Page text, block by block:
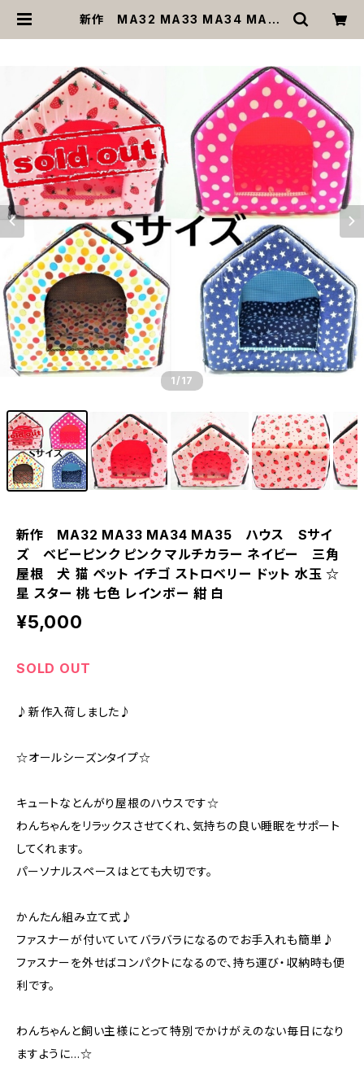
新作 MA32 MA33 MA34 MA35
ドット 水玉 ☆ 星 スター 桃 七色 レイ
ンボー 紺 白 | MOANA
1 /17
新作 MA32 MA33 MA34 MA35 ハウス Sサイ
ズ ベビーピンク ピンク マルチカラー ネイビー 三角
屋根 犬 猫 ペット イチゴ ストロベリー ドット 水玉 ☆
星 スター 桃 七色 レインボー 紺 白
¥5,000
SOLD OUT
♪新作入荷しました♪
☆オールシーズンタイプ☆
キュートなとんがり屋根のハウスです☆
わんちゃんをリラックスさせてくれ、気持ちの良い睡眠をサポート
してくれます。
パーソナルスペースはとても大切です。
かんたん組み立て式♪
ファスナーが付いていてバラバラになるのでお手入れも簡単♪
ファスナーを外せばコンパクトになるので、持ち運び・収納時も便
利です。
わんちゃんと飼い主様にとって特別でかけがえのない毎日になり
ますように…☆